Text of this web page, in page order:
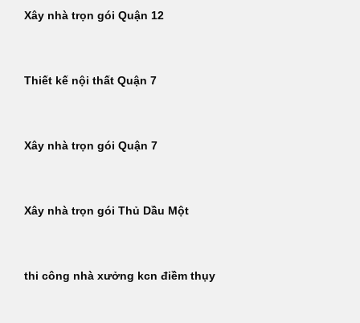
Xây nhà trọn gói Quận 12
Thiết kế nội thất Quận 7
Xây nhà trọn gói Quận 7
Xây nhà trọn gói Thủ Dầu Một
thi công nhà xưởng kcn điềm thụy